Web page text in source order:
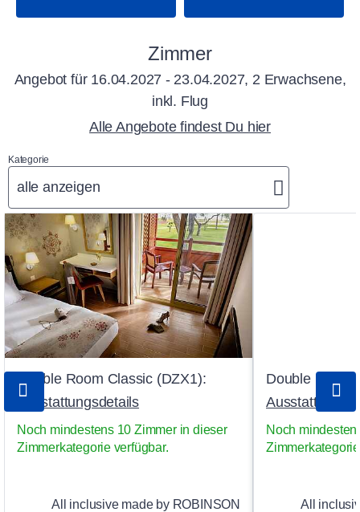
Zimmer
Angebot für 16.04.2027 - 23.04.2027, 2 Erwachsene,
inkl. Flug
Alle Angebote findest Du hier
Kategorie
alle anzeigen
Double Room Classic (DZX1):
Ausstattungsdetails
Noch mindestens 10 Zimmer in dieser
Zimmerkategorie verfügbar.
All inclusive made by ROBINSON
Double Room
Noch
All